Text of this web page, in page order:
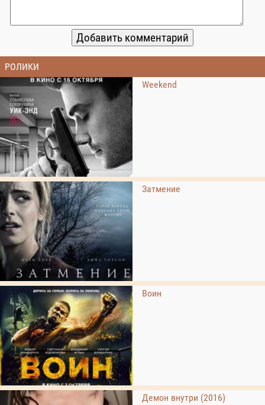
РОЛИКИ
Weekend
Затмение
Воин
Демон внутри (2016)